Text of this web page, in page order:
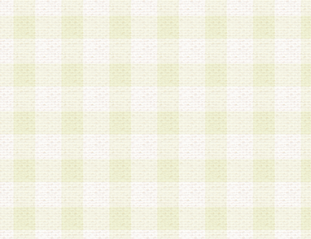
実施もしくは運営
d.その他これらに付随する業務
4.会員は、住所、電話番号その他の登録情報につ
合は、速やかに当社所定の変更手続きを行うもの
5.当社は、必要と認めた場合、会員に対して、電
手段により登録情報の対象者が会員登録者本人で
の内容が正確であること、アンケートの回答内容
うことができるものとます。
6.会員は、会員登録後当社が定期的に行う登録情
して、当社指定の期間内に更新手続きを行うもの
該期間内に更新手続きを行わない場合、その時点
発行したポイントは失効されるものとします。